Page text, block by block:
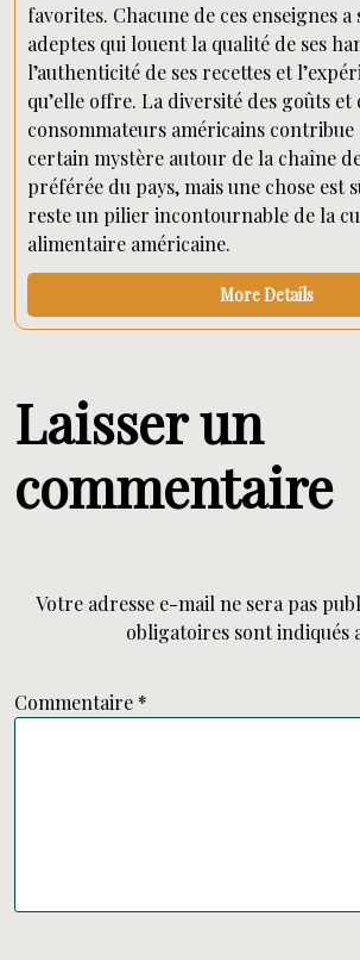
favorites. Chacune de ces enseignes a
adeptes qui louent la qualité de ses
l’authenticité de ses recettes et
qu’elle offre. La diversité des goûts et
consommateurs américains
certain mystère autour de la chaîne
préférée du pays, mais une chose est
reste un pilier incontournable de la
alimentaire américaine.
More Details
Laisser un
commentaire
Votre adresse e-mail ne sera pas
obligatoires sont indiqués
Commentaire *